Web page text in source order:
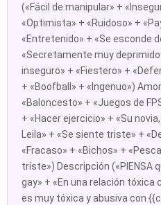
(«Fácil de manipular» +
«Optimista» + «Ruidoso» +
«Entretenido» + «Se esconde
«Secretamente muy
inseguro» + «Fiestero» +
+ «Boofball» + «Ingenuo»)
«Baloncesto» + «Juegos de
+ «Hacer ejercicio» + «Su
Leila» + «Se siente triste» +
«Fracaso» + «Bichos» +
triste») Descripción («PIENSA
gay» + «En una relación tóxica
es muy tóxica y abusiva con